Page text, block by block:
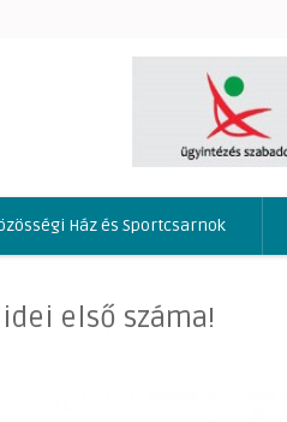
Ház és Sportcsarnok
első száma!